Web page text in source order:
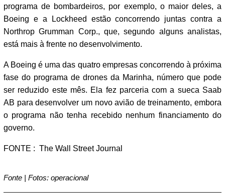
programa de bombardeiros, por exemplo, o maior deles, a
Boeing e a Lockheed estão concorrendo juntas contra a
Northrop Grumman Corp., que, segundo alguns analistas,
está mais à frente no desenvolvimento.
A Boeing é uma das quatro empresas concorrendo à próxima
fase do programa de drones da Marinha, número que pode
ser reduzido este mês. Ela fez parceria com a sueca Saab
AB para desenvolver um novo avião de treinamento, embora
o programa não tenha recebido nenhum financiamento do
governo.
FONTE : The Wall Street Journal
Fonte | Fotos: operacional